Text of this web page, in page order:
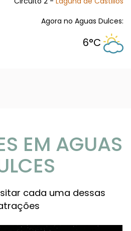
Agora no Aguas Dulces:
6°C
EM AGUAS
cada uma dessas